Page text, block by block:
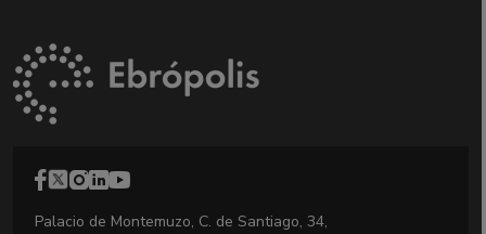
Palacio de Montemuzo, C. de Santiago, 34,